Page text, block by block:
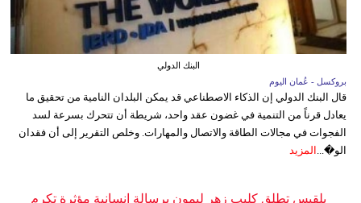
البنك الدولي
بروكسل - عُمان اليوم
قال البنك الدولي إن الذكاء الاصطناعي قد يمكن البلدان النامية من تحقيق ما
يعادل قرناً من التنمية في غضون عقد واحد، شريطة أن تتحرك بسرعة لسد
الفجوات في مجالات الطاقة والاتصال والمهارات. وخلص التقرير إلى أن فقدان
الو�... المزيد
بلقيس تطلق كليب زهر ليمون برسالة إنسانية مؤثرة تكرم